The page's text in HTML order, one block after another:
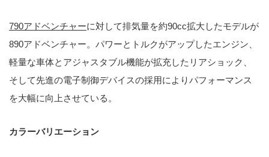
790アドベンチャーに対して排気量を約90cc拡大したモデルが
890アドベンチャー。パワーとトルクがアップしたエンジン、
軽量な車体とアジャスタブル機能が拡充したリアショック、
そして先進の電子制御デバイスの採用によりパフォーマンス
を大幅に向上させている。
カラーバリエーション